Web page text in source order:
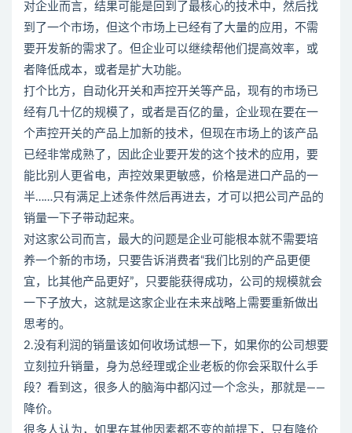
对企业而言，结果可能是回到了最核心的技术中，然后找
到了一个市场，但这个市场上已经有了大量的应用，不需
要开发新的需求了。但企业可以继续帮他们提高效率，或
者降低成本，或者是扩大功能。
打个比方，自动化开关和声控开关等产品，现有的市场已
经有几十亿的规模了，或者是百亿的量，企业现在要在一
个声控开关的产品上加新的技术，但现在市场上的该产品
已经非常成熟了，因此企业要开发的这个技术的应用，要
能比别人更省电，声控效果更敏感，价格是进口产品的一
半……只有满足上述条件然后再进去，才可以把公司产品的
销量一下子带动起来。
对这家公司而言，最大的问题是企业可能根本就不需要培
养一个新的市场，只要告诉消费者“我们比别的产品更便
宜，比其他产品更好”，只要能获得成功，公司的规模就会
一下子放大，这就是这家企业在未来战略上需要重新做出
思考的。
2.没有利润的销量该如何收场试想一下，如果你的公司想要
立刻拉升销量，身为总经理或企业老板的你会采取什么手
段？看到这，很多人的脑海中都闪过一个念头，那就是——
降价。
很多人认为，如果在其他因素都不变的前提下，只有降价